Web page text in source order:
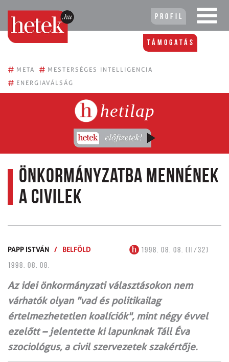
Profil
Támogatás
# META # MESTERSÉGES INTELLIGENCIA
# ENERGIAVÁLSÁG
hetilap
Önkormányzatba mennének
a civilek
PAPP ISTVÁN / BELFÖLD
1998. 08. 08. (II/32)
1998. 08. 08.
Az idei önkormányzati választásokon nem
várhatók olyan "vad és politikailag
értelmezhetetlen koalíciók", mint négy évvel
ezelőtt – jelentette ki lapunknak Táll Éva
szociológus, a civil szervezetek szakértője.